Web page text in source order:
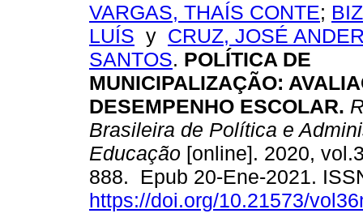
VARGAS, THAÍS CONTE;
LUÍS y CRUZ, JOSÉ
SANTOS. POLÍTICA DE
MUNICIPALIZAÇÃO:
DESEMPENHO ESCOLAR.
Brasileira de Política e
Educação [online]. 2020,
888. Epub 20-Ene-2021.
https://doi.org/10.21573/